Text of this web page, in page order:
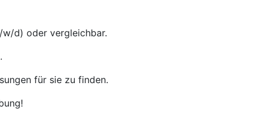
d) oder vergleichbar.
für sie zu finden.